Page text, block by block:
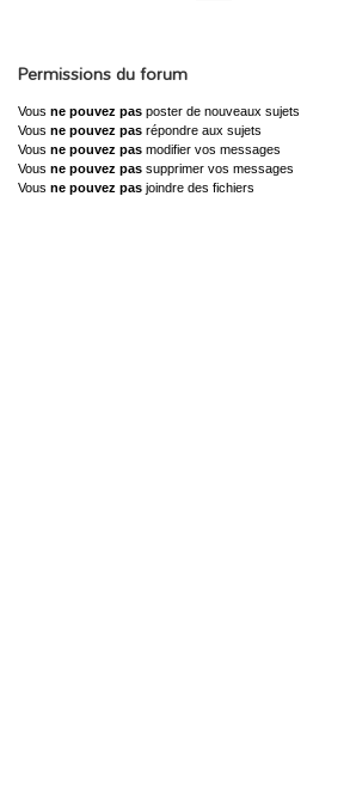
Permissions du forum
Vous ne pouvez pas poster de nouveaux sujets
Vous ne pouvez pas répondre aux sujets
Vous ne pouvez pas modifier vos messages
Vous ne pouvez pas supprimer vos messages
Vous ne pouvez pas joindre des fichiers